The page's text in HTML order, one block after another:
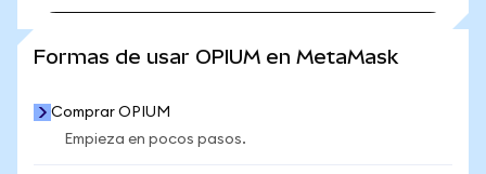
Formas de usar OPIUM en MetaMask
Comprar OPIUM
Empieza en pocos pasos.